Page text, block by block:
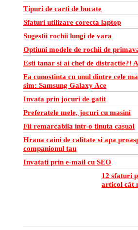
Tipuri de carti de bucate
Sfaturi utilizare corecta laptop
Sugestii rochii lungi de vara
Optiuni modele de rochii de
Esti tanar si ai chef de distractie?!
Fa cunostinta cu unul dintre cele
sim: Samsung Galaxy Ace
Invata prin jocuri de gatit
Preferatele mele, jocuri cu masini
Fii remarcabila intr-o tinuta casual
Hrana caini de calitate si apa
companionul tau
Invatati prin e-mail cu SEO
12 sfaturi
articol cât